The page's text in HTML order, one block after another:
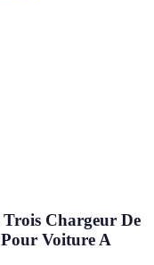
Chargeur De
Voiture A